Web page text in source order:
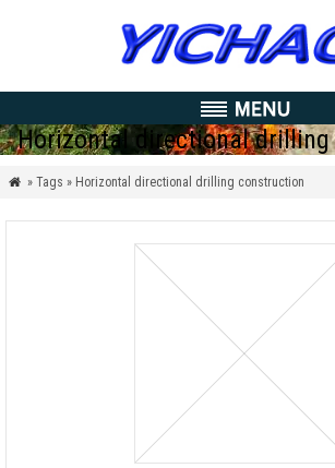
Horizontal directional
 » Tags » Horizontal directional drilling construction